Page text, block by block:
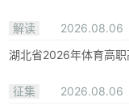
解读 2026.08.06
湖北省2026年体育高
征集 2026.08.06